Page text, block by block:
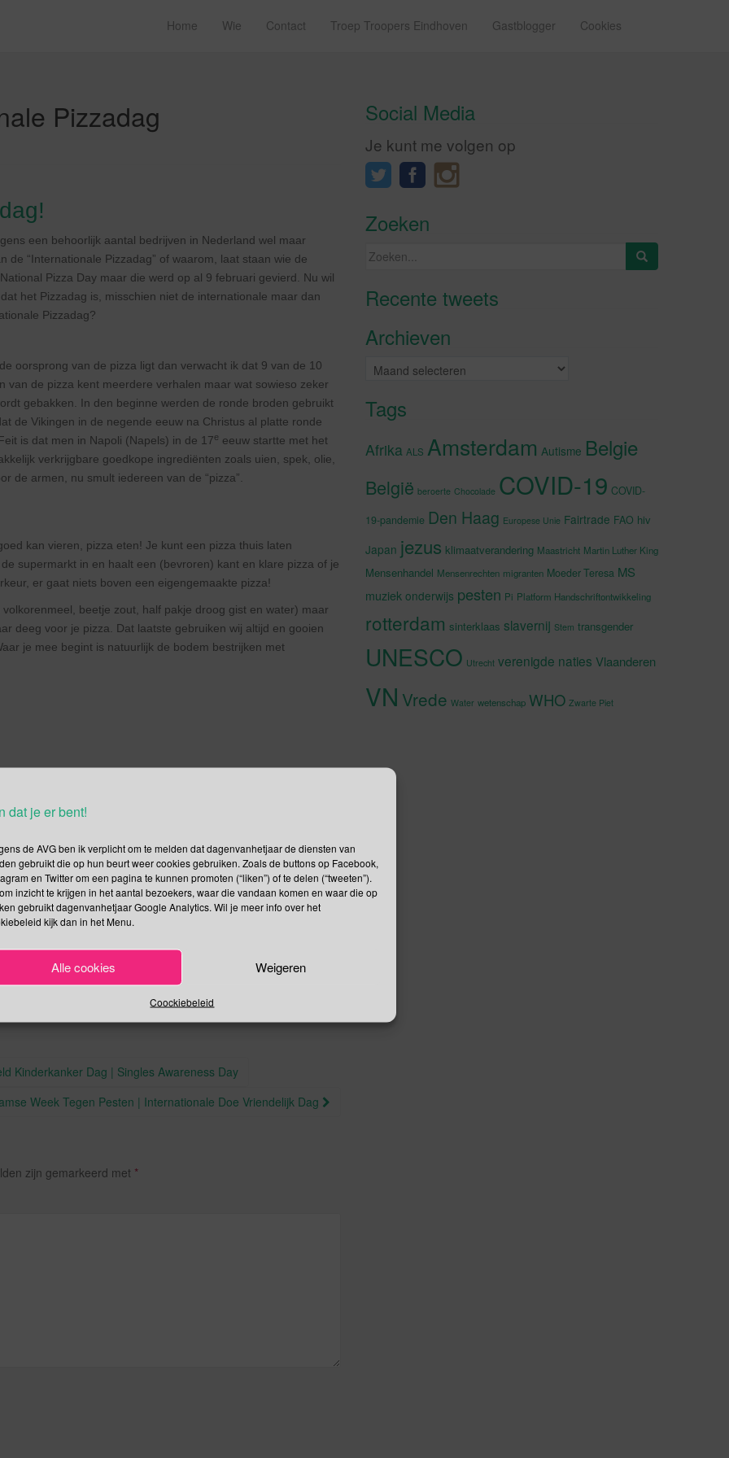
dat je er bent!
de AVG ben ik verplicht om te melden dat dagenvanhetjaar de diensten van
gebruikt die op hun beurt weer cookies gebruiken. Zoals de buttons op Facebook,
en Twitter om een pagina te kunnen promoten (“liken”) of te delen (“tweeten”).
inzicht te krijgen in het aantal bezoekers, waar die vandaan komen en waar die op
gebruikt dagenvanhetjaar Google Analytics. Wil je meer info over het
kijk dan in het Menu.
Alle cookies Weigeren
Coockiebeleid
Home Wie Contact Troep Troopers Eindhoven Gastblogger Cookies
Pizzadag
een behoorlijk aantal bedrijven in Nederland wel maar
“Internationale Pizzadag” of waarom, laat staan wie de
Pizza Day maar die werd op al 9 februari gevierd. Nu wil
het Pizzadag is, misschien niet de internationale maar dan
Pizzadag?
oorsprong van de pizza ligt dan verwacht ik dat 9 van de 10
van de pizza kent meerdere verhalen maar wat sowieso zeker
gebakken. In den beginne werden de ronde broden gebruikt
de Vikingen in de negende eeuw na Christus al platte ronde
is dat men in Napoli (Napels) in de 17e eeuw startte met het
verkrijgbare goedkope ingrediënten zoals uien, spek, olie,
de armen, nu smult iedereen van de “pizza”.
kan vieren, pizza eten! Je kunt een pizza thuis laten
supermarkt in en haalt een (bevroren) kant en klare pizza of je
er gaat niets boven een eigengemaakte pizza!
beetje zout, half pakje droog gist en water) maar
deeg voor je pizza. Dat laatste gebruiken wij altijd en gooien
je mee begint is natuurlijk de bodem bestrijken met
ham, geraspte kaas maar wat er zeer zeker niet op gaat
je pizzabodem gooien. Vi auguro buon appetito!
Kinderkanker Dag | Singles Awareness Day
Week Tegen Pesten | Internationale Doe Vriendelijk Dag
zijn gemarkeerd met *
Social Media
Je kunt me volgen op
Zoeken
Zoeken
Recente tweetsKlik om marketing cookies te
Archieven
Archieven
Tags
Afrika ALS Amsterdam Autisme Belgie
België beroerte Chocolade COVID-19 COVID-
19-pandemie Den Haag Europese Unie Fairtrade FAO hiv
Japan jezus klimaatverandering Maastricht Martin Luther King
Mensenhandel Mensenrechten migranten Moeder Teresa MS
muziek onderwijs pesten Pi Platform Handschriftontwikkeling
rotterdam sinterklaas slavernij Stem transgender
UNESCO Utrecht verenigde naties Vlaanderen
VN Vrede Water wetenschap WHO Zwarte Piet